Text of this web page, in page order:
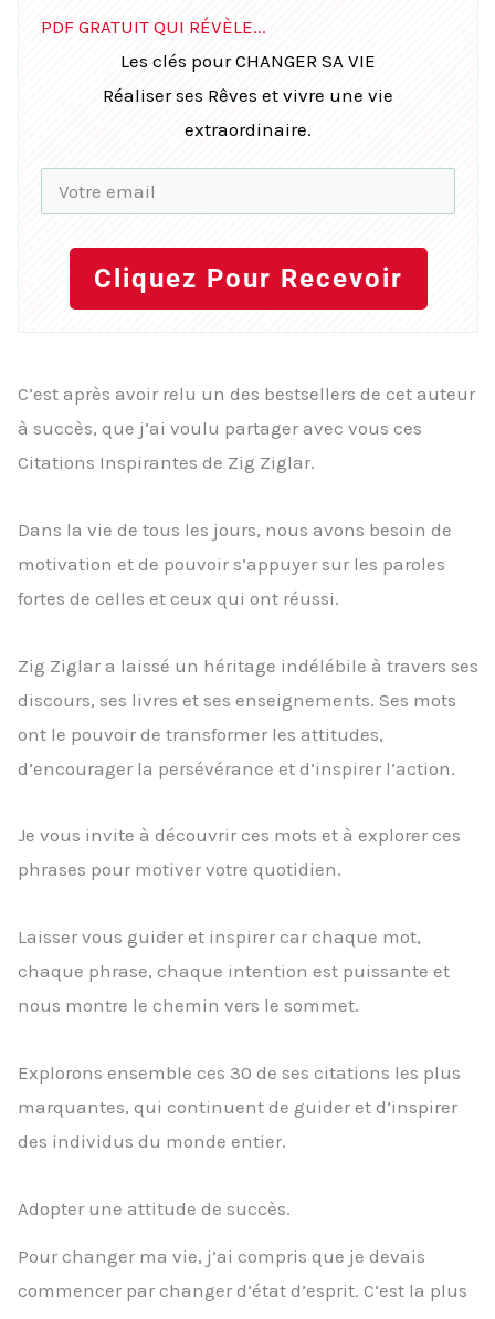
PDF GRATUIT QUI RÉVÈLE...
Les clés pour CHANGER SA VIE
Réaliser ses Rêves et vivre une vie
extraordinaire.
Cliquez Pour Recevoir
C’est après avoir relu un des bestsellers de cet auteur
à succès, que j’ai voulu partager avec vous ces
Citations Inspirantes de Zig Ziglar.
Dans la vie de tous les jours, nous avons besoin de
motivation et de pouvoir s’appuyer sur les paroles
fortes de celles et ceux qui ont réussi.
Zig Ziglar a laissé un héritage indélébile à travers ses
discours, ses livres et ses enseignements. Ses mots
ont le pouvoir de transformer les attitudes,
d’encourager la persévérance et d’inspirer l’action.
Je vous invite à découvrir ces mots et à explorer ces
phrases pour motiver votre quotidien.
Laisser vous guider et inspirer car chaque mot,
chaque phrase, chaque intention est puissante et
nous montre le chemin vers le sommet.
Explorons ensemble ces 30 de ses citations les plus
marquantes, qui continuent de guider et d’inspirer
des individus du monde entier.
Adopter une attitude de succès.
Pour changer ma vie, j’ai compris que je devais
commencer par changer d’état d’esprit. C’est la plus